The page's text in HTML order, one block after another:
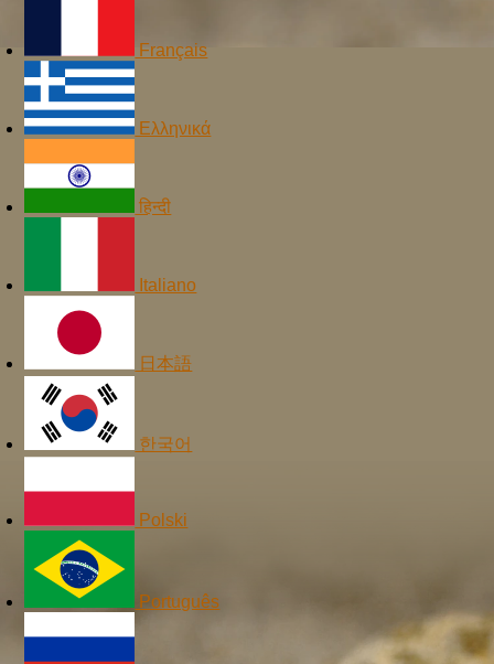
Français
Ελληνικά
हिन्दी
Italiano
日本語
한국어
Polski
Português